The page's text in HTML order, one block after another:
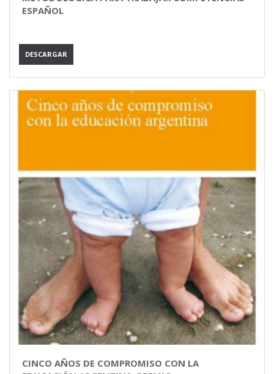
ESPAÑOL
DESCARGAR
CINCO AÑOS DE COMPROMISO CON LA